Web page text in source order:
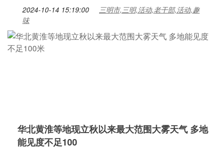
2024-10-14 15:19:00
三明市,三明,活动,老干部,活动,趣
味
华北黄淮等地现立秋以来最大范围大雾天气 多地
能见度不足100